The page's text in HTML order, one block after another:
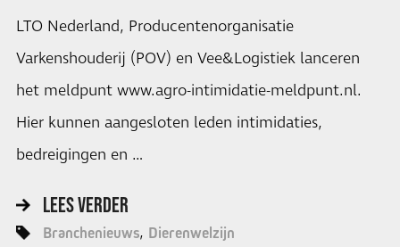
LTO Nederland, Producentenorganisatie
Varkenshouderij (POV) en Vee&Logistiek lanceren
het meldpunt www.agro-intimidatie-meldpunt.nl.
Hier kunnen aangesloten leden intimidaties,
bedreigingen en …
LEES VERDER
Branchenieuws Dierenwelzijn